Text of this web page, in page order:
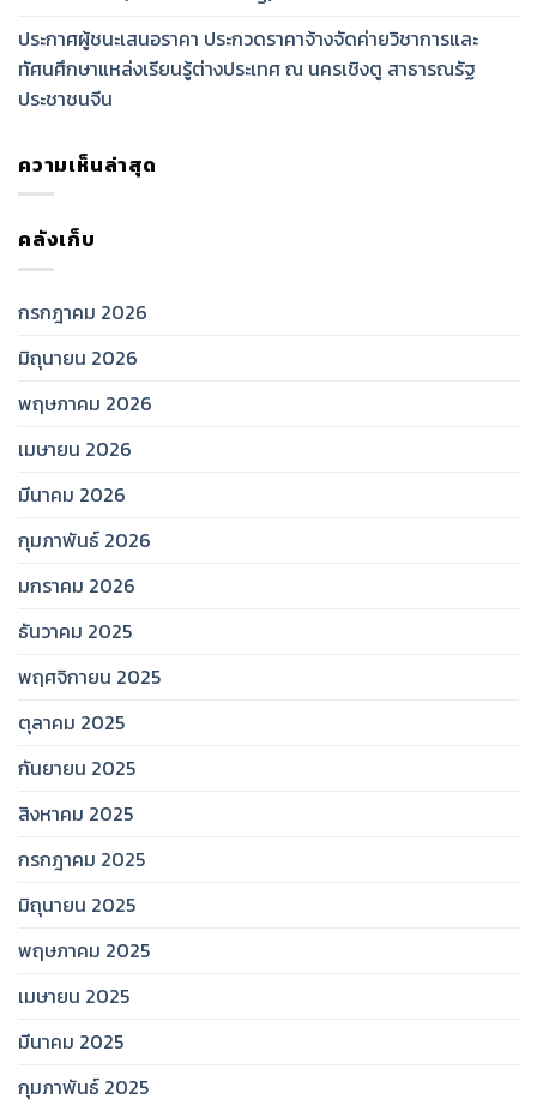
ประกาศผู้ชนะเสนอราคา ประกวดราคาจ้างจัดค่ายวิชาการและ
ทัศนศึกษาแหล่งเรียนรู้ต่างประเทศ ณ นครเชิงตู สาธารณรัฐ
ประชาชนจีน
ความเห็นล่าสุด
คลังเก็บ
กรกฎาคม 2026
มิถุนายน 2026
พฤษภาคม 2026
เมษายน 2026
มีนาคม 2026
กุมภาพันธ์ 2026
มกราคม 2026
ธันวาคม 2025
พฤศจิกายน 2025
ตุลาคม 2025
กันยายน 2025
สิงหาคม 2025
กรกฎาคม 2025
มิถุนายน 2025
พฤษภาคม 2025
เมษายน 2025
มีนาคม 2025
กุมภาพันธ์ 2025